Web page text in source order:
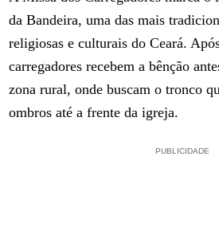
da Bandeira, uma das mais
religiosas e culturais do Ceará.
carregadores recebem a bênção
zona rural, onde buscam o tronco
ombros até a frente da igreja.
PUBLICIDADE